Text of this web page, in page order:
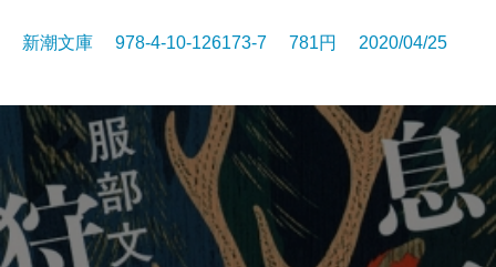
新潮文庫 978-4-10-126173-7 781円 2020/04/25